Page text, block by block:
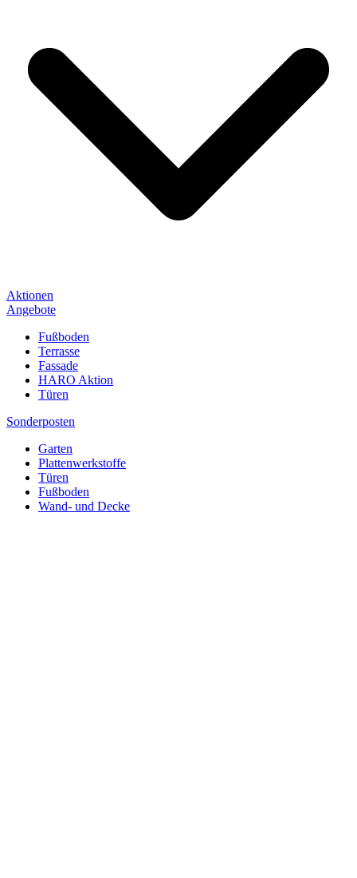
Aktionen
Angebote
Fußboden
Terrasse
Fassade
HARO Aktion
Türen
Sonderposten
Garten
Plattenwerkstoffe
Türen
Fußboden
Wand- und Decke